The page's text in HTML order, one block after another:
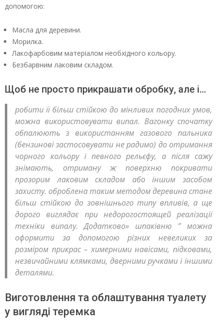
допомогою:
Масла для деревини.
Морилка.
Лакофарбовим матеріалом необхідного кольору.
Безбарвним лаковим складом.
Щоб не просто прикрашати обробку, але і…
робити її більш стійкою до мінливих погодних умов,
можна використовувати випал. Вагонку спочатку
обпалюють з використанням газового пальника
(бензинові застосовувати не радимо) до отримання
чорного кольору і певного рельєфу, а після сажу
знімають, отриману ж поверхню покривати
прозорим лаковим складом або іншим засобом
захисту. оброблена таким методом деревина стане
більш стійкою до зовнішнього типу впливів, а ще
дорого виглядає при недорогостоящей реалізації
техніки випалу. Додатково» шпаківню ” можна
оформити за допомогою різних невеликих за
розміром прикрас – химерними навісами, підковами,
незвичайними клямками, дверними ручками і іншими
деталями.
Виготовлення та облаштування туалету
у вигляді теремка